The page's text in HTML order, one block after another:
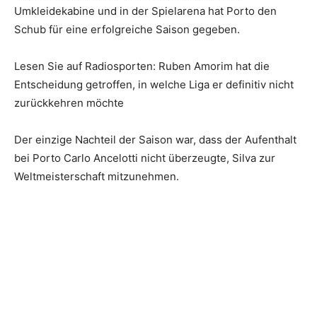
Umkleidekabine und in der Spielarena hat Porto den
Schub für eine erfolgreiche Saison gegeben.
Lesen Sie auf Radiosporten: Ruben Amorim hat die
Entscheidung getroffen, in welche Liga er definitiv nicht
zurückkehren möchte
Der einzige Nachteil der Saison war, dass der Aufenthalt
bei Porto Carlo Ancelotti nicht überzeugte, Silva zur
Weltmeisterschaft mitzunehmen.